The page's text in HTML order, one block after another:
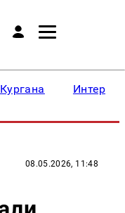
08.05.2026, 11:48